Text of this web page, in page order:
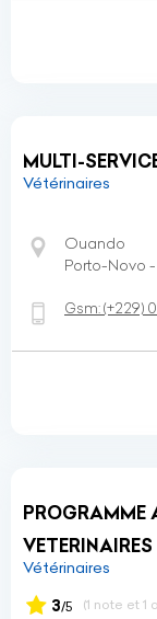
MULTI-
Vétérinaires
Ouando
Porto-Novo
Gsm:(+229)
PROGRAMME
VETERINAIRES
Vétérinaires
3/5 (1 note et 1